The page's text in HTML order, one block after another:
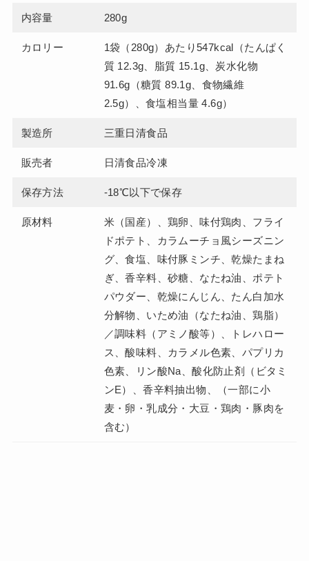
内容量 280g
カロリー
1袋（280g）あたり547kcal（たんぱく
質 12.3g、脂質 15.1g、炭水化物
91.6g（糖質 89.1g、食物繊維
2.5g）、食塩相当量 4.6g）
製造所 三重日清食品
販売者 日清食品冷凍
保存方法 -18℃以下で保存
原材料
米（国産）、鶏卵、味付鶏肉、フライ
ドポテト、カラムーチョ風シーズニン
グ、食塩、味付豚ミンチ、乾燥たまね
ぎ、香辛料、砂糖、なたね油、ポテト
パウダー、乾燥にんじん、たん白加水
分解物、いため油（なたね油、鶏脂）
／調味料（アミノ酸等）、トレハロー
ス、酸味料、カラメル色素、パプリカ
色素、リン酸Na、酸化防止剤（ビタミ
ンE）、香辛料抽出物、（一部に小
麦・卵・乳成分・大豆・鶏肉・豚肉を
含む）